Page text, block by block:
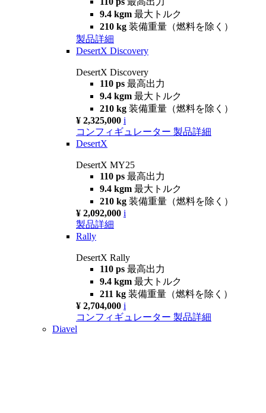
9.4 kgm 最大トルク
210 kg 装備重量（燃料を除く）
製品詳細
DesertX Discovery
DesertX Discovery
110 ps 最高出力
9.4 kgm 最大トルク
210 kg 装備重量（燃料を除く）
¥ 2,325,000 i
コンフィギュレーター 製品詳細
DesertX
DesertX MY25
110 ps 最高出力
9.4 kgm 最大トルク
210 kg 装備重量（燃料を除く）
¥ 2,092,000 i
製品詳細
Rally
DesertX Rally
110 ps 最高出力
9.4 kgm 最大トルク
211 kg 装備重量（燃料を除く）
¥ 2,704,000 i
コンフィギュレーター 製品詳細
Diavel